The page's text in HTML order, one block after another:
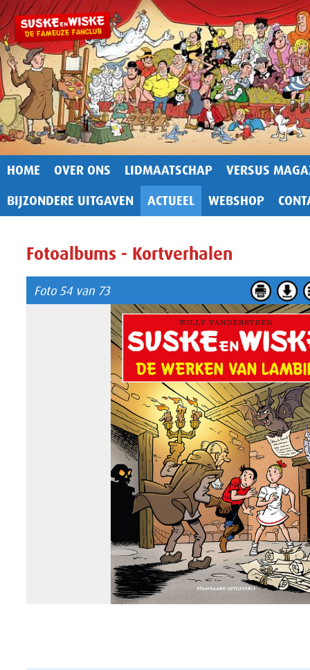
HOME OVER ONS LIDMAATSCHAP
VERSUS
BIJZONDERE UITGAVEN
ACTUEEL WEBSHOP
Fotoalbums - Kortverhalen
Foto 54 van 73